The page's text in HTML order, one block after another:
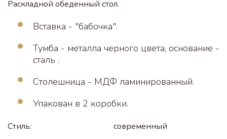
Раскладной обеденный стол.
Вставка - "бабочка".
Тумба - металла черного цвета, основание -
сталь .
Столешница - МДФ ламинированный.
Упакован в 2 коробки.
Стиль:
современный